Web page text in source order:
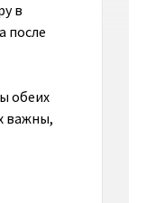
в
после
обеих
важны,